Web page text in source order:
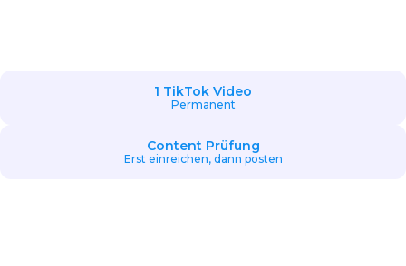
1 TikTok Video
Permanent
Content Prüfung
Erst einreichen, dann posten